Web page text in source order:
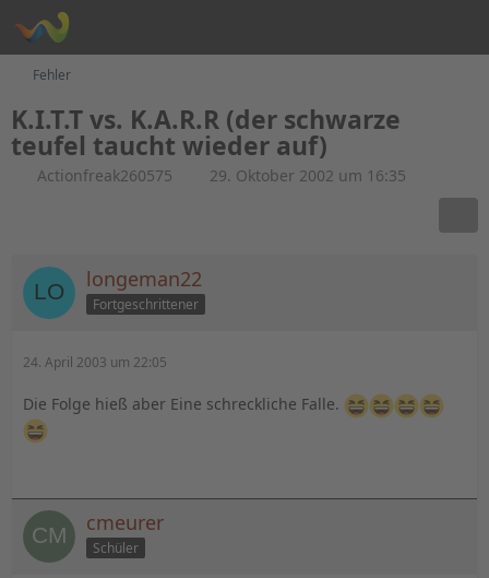
Fehler
K.I.T.T vs. K.A.R.R (der schwarze
teufel taucht wieder auf)
Actionfreak260575 29. Oktober 2002 um 16:35
longeman22
Fortgeschrittener
24. April 2003 um 22:05
Die Folge hieß aber Eine schreckliche Falle.
cmeurer
Schüler